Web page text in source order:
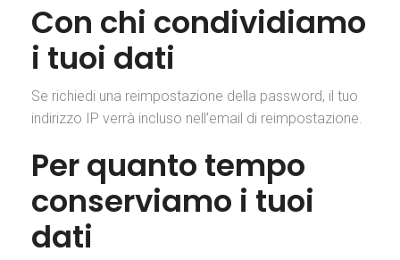
Con chi condividiamo
i tuoi dati
Se richiedi una reimpostazione della password, il tuo
indirizzo IP verrà incluso nell’email di reimpostazione.
Per quanto tempo
conserviamo i tuoi
dati